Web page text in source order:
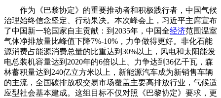
作为《巴黎协定》的重要推动者和积极践行者，中国气候
治理始终信念坚定、行动果决。本次峰会上，习近平主席宣布
了中国新一轮国家自主贡献：到2035年，中国全经济范围温室
气体净排放量比峰值下降7%-10%，力争做得更好。非化石能
源消费占能源消费总量的比重达到30%以上，风电和太阳能发
电总装机容量达到2020年的6倍以上、力争达到36亿千瓦，森
林蓄积量达到240亿立方米以上，新能源汽车成为新销售车辆
的主流，全国碳排放权交易市场覆盖主要高排放行业，气候适
应型社会基本建成。这组目标不仅对照《巴黎协定》要求，更